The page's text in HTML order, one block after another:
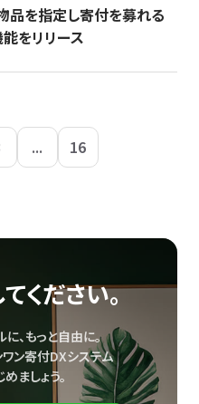
品を指定し寄付を募れる
をリリース
... 16
ください。
、もっと自由に。
ン寄付DXシステム
ましょう。